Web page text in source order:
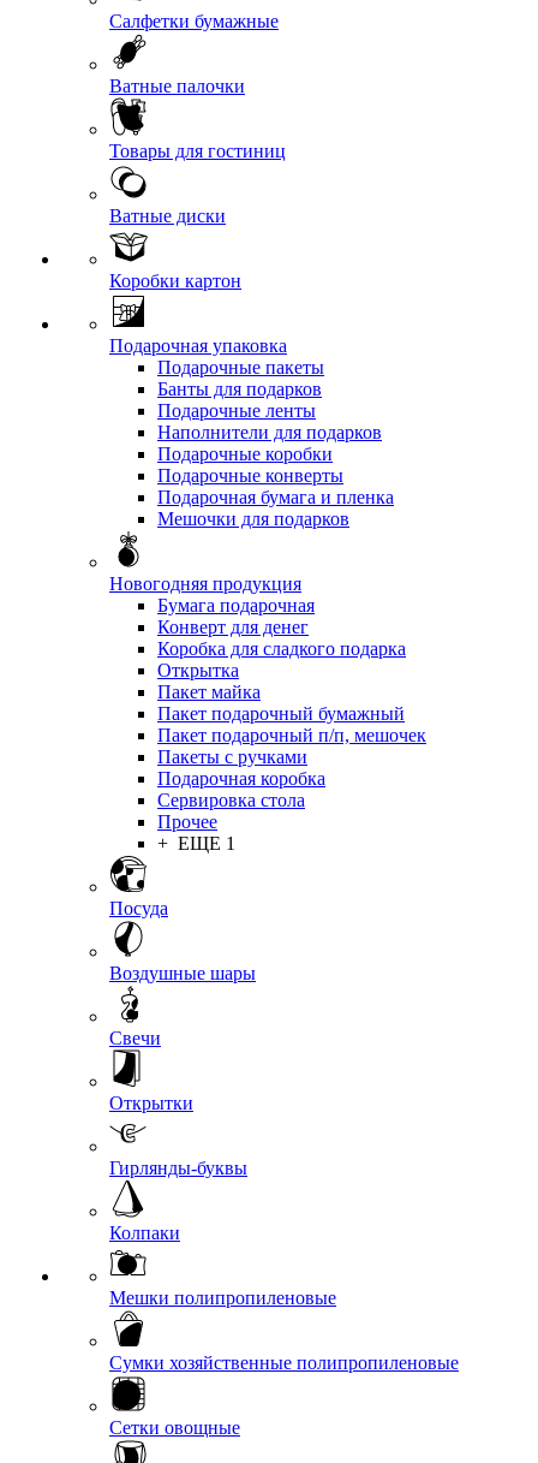
Салфетки бумажные
Ватные палочки
Товары для гостиниц
Ватные диски
Коробки картон
Подарочная упаковка
Подарочные пакеты
Банты для подарков
Подарочные ленты
Наполнители для подарков
Подарочные коробки
Подарочные конверты
Подарочная бумага и пленка
Мешочки для подарков
Новогодняя продукция
Бумага подарочная
Конверт для денег
Коробка для сладкого подарка
Открытка
Пакет майка
Пакет подарочный бумажный
Пакет подарочный п/п, мешочек
Пакеты с ручками
Подарочная коробка
Сервировка стола
Прочее
+ ЕЩЕ 1
Посуда
Воздушные шары
Свечи
Открытки
Гирлянды-буквы
Колпаки
Мешки полипропиленовые
Сумки хозяйственные полипропиленовые
Сетки овощные